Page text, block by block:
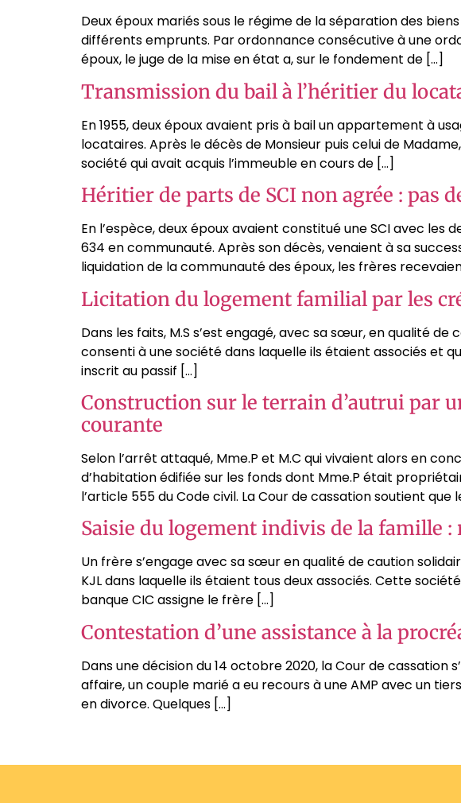
Deux époux mariés sous le régime de la séparation des
différents emprunts. Par ordonnance consécutive à une
époux, le juge de la mise en état a, sur le fondement de […]
Transmission du bail à l’héritier du
En 1955, deux époux avaient pris à bail un appartement à
locataires. Après le décès de Monsieur puis celui de
société qui avait acquis l’immeuble en cours de […]
Héritier de parts de SCI non agrée : pas
En l’espèce, deux époux avaient constitué une SCI avec
634 en communauté. Après son décès, venaient à sa
liquidation de la communauté des époux, les frères
Licitation du logement familial par les
Dans les faits, M.S s’est engagé, avec sa sœur, en qualité
consenti à une société dans laquelle ils étaient associés et
inscrit au passif […]
Construction sur le terrain d’autrui par
courante
Selon l’arrêt attaqué, Mme.P et M.C qui vivaient alors en
d’habitation édifiée sur les fonds dont Mme.P était
l’article 555 du Code civil. La Cour de cassation soutient que
Saisie du logement indivis de la famille :
Un frère s’engage avec sa sœur en qualité de caution
KJL dans laquelle ils étaient tous deux associés. Cette
banque CIC assigne le frère […]
Contestation d’une assistance à la
Dans une décision du 14 octobre 2020, la Cour de cassation
affaire, un couple marié a eu recours à une AMP avec un
en divorce. Quelques […]